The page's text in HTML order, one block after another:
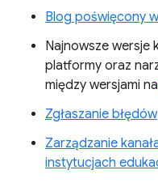
Blog poświęcony
Najnowsze wersje
platformy oraz
między wersjami na
Zgłaszanie błędów
Zarządzanie
instytucjach